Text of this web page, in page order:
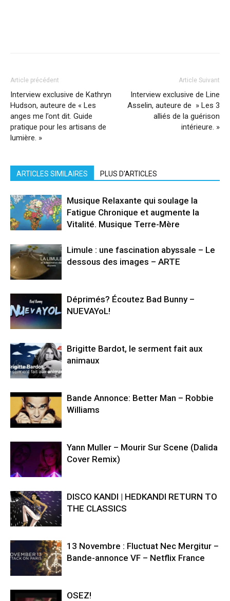
Article précédent
Interview exclusive de Kathryn
Hudson, auteure de « Les
anges me l’ont dit. Guide
pratique pour les artisans de
lumière. »
Article Suivant
Interview exclusive de Line
Asselin, auteure de » Les 3
alliés de la guérison
intérieure. »
ARTICLES SIMILAIRES PLUS D'ARTICLES
Musique Relaxante qui soulage la
Fatigue Chronique et augmente la
Vitalité. Musique Terre-Mère
Limule : une fascination abyssale – Le
dessous des images – ARTE
Déprimés? Écoutez Bad Bunny –
NUEVAYoL!
Brigitte Bardot, le serment fait aux
animaux
Bande Annonce: Better Man – Robbie
Williams
Yann Muller – Mourir Sur Scene (Dalida
Cover Remix)
DISCO KANDI | HEDKANDI RETURN TO
THE CLASSICS
13 Novembre : Fluctuat Nec Mergitur –
Bande-annonce VF – Netflix France
OSEZ!